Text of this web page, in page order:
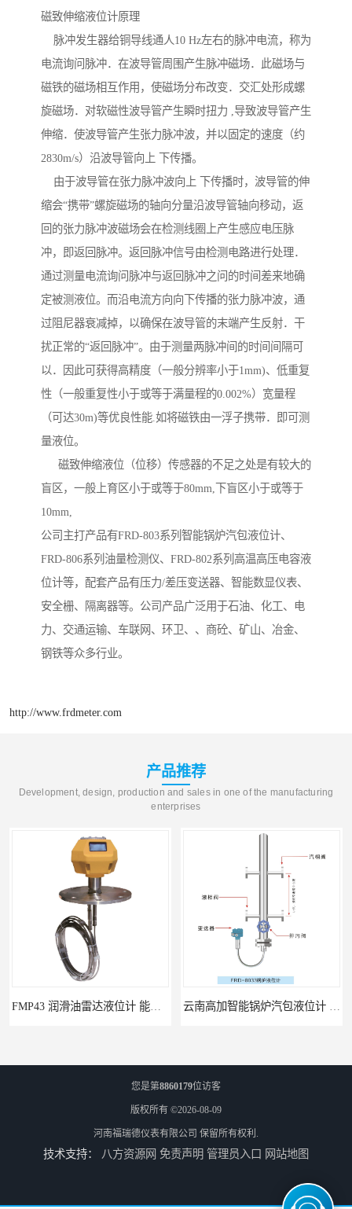
磁致伸缩液位计原理
脉冲发生器给铜导线通人10 Hz左右的脉冲电流，称为
电流询问脉冲．在波导管周围产生脉冲磁场．此磁场与
磁铁的磁场相互作用，使磁场分布改变．交汇处形成螺
旋磁场．对软磁性波导管产生瞬时扭力 ,导致波导管产生
伸缩．使波导管产生张力脉冲波，并以固定的速度（约
2830m/s）沿波导管向上 下传播。
由于波导管在张力脉冲波向上 下传播时，波导管的伸
缩会“携带”螺旋磁场的轴向分量沿波导管轴向移动，返
回的张力脉冲波磁场会在检测线圈上产生感应电压脉
冲，即返回脉冲。返回脉冲信号由检测电路进行处理．
通过测量电流询问脉冲与返回脉冲之问的时间差来地确
定被测液位。而沿电流方向向下传播的张力脉冲波，通
过阻尼器衰减掉，以确保在波导管的末端产生反射．干
扰正常的“返回脉冲”。由于测量两脉冲间的时间间隔可
以．因此可获得高精度（一般分辨率小于1mm)、低重复
性（一般重复性小于或等于满量程的0.002%）宽量程
（可达30m)等优良性能.如将磁铁由一浮子携带．即可测
量液位。
磁致伸缩液位（位移）传感器的不足之处是有较大的
盲区，一般上育区小于或等于80mm,下盲区小于或等于
10mm,
公司主打产品有FRD-803系列智能锅炉汽包液位计、
FRD-806系列油量检测仪、FRD-802系列高温高压电容液
位计等，配套产品有压力/差压变送器、智能数显仪表、
安全栅、隔离器等。公司产品广泛用于石油、化工、电
力、交通运输、车联网、环卫、、商砼、矿山、冶金、
钢铁等众多行业。
http://www.frdmeter.com
产品推荐
Development, design, production and sales in one of the manufacturing
enterprises
性能稳定 甘肃高温高压型液位变送器 川仪液位计 温度记录仪 曲线无纸记录仪
您是第8860179位访客
版权所有 ©2026-08-09
河南福瑞德仪表有限公司 保留所有权利.
技术支持： 八方资源网 免责声明 管理员入口 网站地图